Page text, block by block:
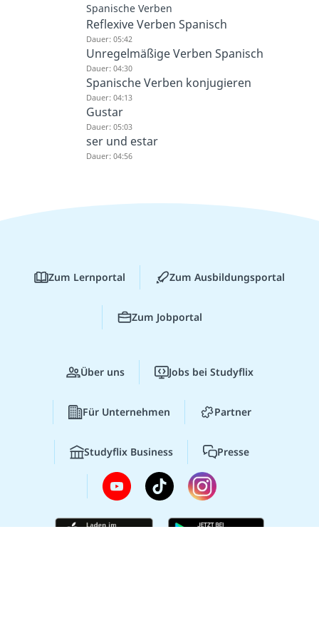
Spanische Verben
Reflexive Verben Spanisch
Dauer: 05:42
Unregelmäßige Verben Spanisch
Dauer: 04:30
Spanische Verben konjugieren
Dauer: 04:13
Gustar
Dauer: 05:03
ser und estar
Dauer: 04:56
Zum Lernportal Zum Ausbildungsportal
Zum Jobportal
Über uns Jobs bei Studyflix
Für Unternehmen Partner
Studyflix Business Presse